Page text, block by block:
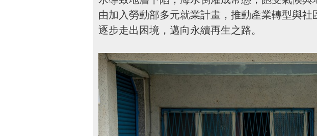
由加入勞動部多元就業計畫，推動產業轉型與
逐步走出困境，邁向永續再生之路。